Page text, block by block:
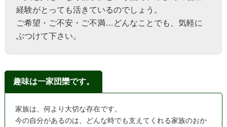
経験がとっても活きているのでしょう。
ご希望・ご不安・ご不満…どんなことでも、気軽に
ぶつけて下さい。
趣味は一家団欒です。
家族は、何より大切な存在です。
今の自分があるのは、どんな時でも支えてくれる家族のおか